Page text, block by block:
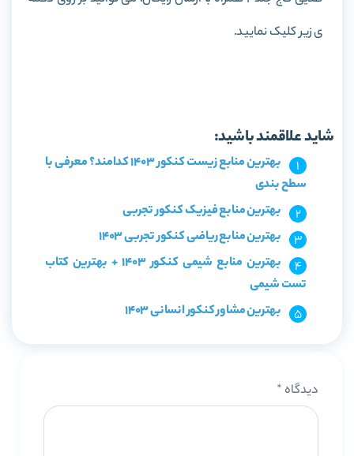
ی زیر کلیک نمایید.
شاید علاقمند باشید:
بهترین منابع زیست کنکور 1403 کدامند؟ معرفی با
سطح بندی
بهترین منابع فیزیک کنکور تجربی
بهترین منابع ریاضی کنکور تجربی 1403
بهترین منابع شیمی کنکور 1403 + بهترین کتاب
تست شیمی
بهترین مشاور کنکور انسانی 1403
دیدگاه *